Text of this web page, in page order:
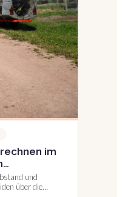
im
oft nicht
und
über die